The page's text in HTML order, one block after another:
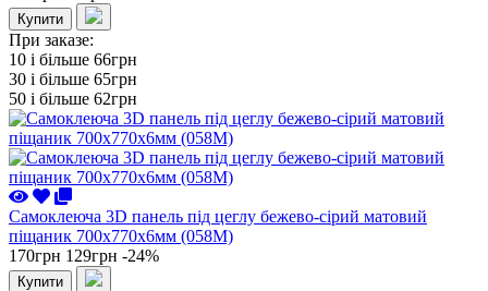
Купити
При заказе:
10 i більше 66грн
30 i більше 65грн
50 i більше 62грн
Самоклеюча 3D панель під цеглу бежево-сірий матовий
піщаник 700x770x6мм (058М)
170грн 129грн -24%
Купити